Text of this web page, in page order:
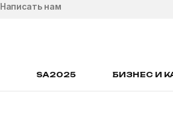
Написать нам
SA2025 БИЗНЕС И